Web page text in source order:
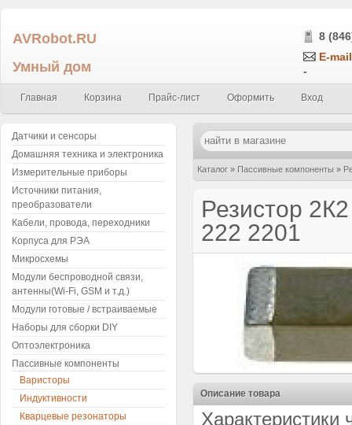
AVRobot.RU
Умный дом
8
E-
-
Главная Корзина Прайс-лист Оформить Вход
Каталог » Пассивные компоненты »
Резистор
222 2201
Описание товара
Характеристики
Датчики и сенсоры
Домашняя техника и электроника
Измерительные приборы
Источники питания,
преобразователи
Кабели, провода, переходники
Корпуса для РЭА
Микросхемы
Модули беспроводной связи,
антенны(Wi-Fi, GSM и т.д.)
Модули готовые / встраиваемые
Наборы для сборки DIY
Оптоэлектроника
Пассивные компоненты
Варисторы
Индуктивности
Кварцевые резонаторы